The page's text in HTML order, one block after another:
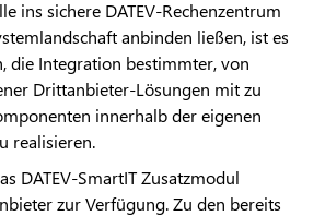
ins sichere DATEV-Rechenzentrum
anbinden ließen, ist es
die Integration bestimmter, von
Drittanbieter-Lösungen mit zu
innerhalb der eigenen
realisieren.
DATEV-SmartIT Zusatzmodul
zur Verfügung. Zu den bereits